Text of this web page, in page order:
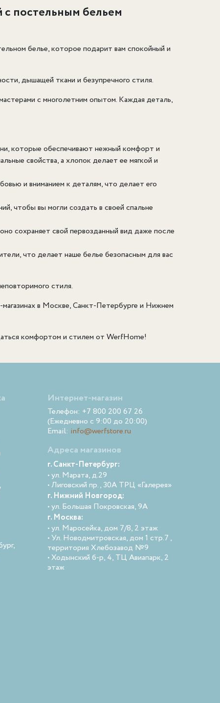
с постельным бельем
белье, которое подарит вам спокойный и
дышащей ткани и безупречного стиля.
с многолетним опытом. Каждая деталь,
которые обеспечивают нежный комфорт и
свойства, а хлопок делает ее мягкой и
и вниманием к деталям, что делает его
чтобы вы могли создать в своей спальне
сохраняет свой первозданный вид даже после
что делает наше белье безопасным для вас
стиля.
в Москве, Санкт-Петербурге и Нижнем
комфортом и стилем от WerfHome!
Интернет-магазин
Телефон: +7 800 200 67 26
(Ежедневно с 9:00 до 20:00)
Email: info@werfstore.ru
Адреса магазинов
г. Санкт-Петербург:
• ул. Марата, д.29
• Лиговский пр., 30А ТРЦ «Галерея»
г. Нижний Новгород:
• ул. Большая Покровская, 9А
г. Москва:
• ул. Маросейка, дом 7/8, 2 этаж
• Ул. Новодмитровская, дом 1 стр.7 ,
территория Хлебозавод №9
• Ходынский б-р, 4, ТЦ Авиапарк, 2
этаж